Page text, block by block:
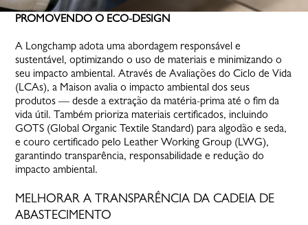
PROMOVENDO O ECO-DESIGN
A Longchamp adota uma abordagem responsável e
sustentável, optimizando o uso de materiais e minimizando o
seu impacto ambiental. Através de Avaliações do Ciclo de Vida
(LCAs), a Maison avalia o impacto ambiental dos seus
produtos — desde a extração da matéria-prima até o fim da
vida útil. Também prioriza materiais certificados, incluindo
GOTS (Global Organic Textile Standard) para algodão e seda,
e couro certificado pelo Leather Working Group (LWG),
garantindo transparência, responsabilidade e redução do
impacto ambiental.
MELHORAR A TRANSPARÊNCIA DA CADEIA DE
ABASTECIMENTO